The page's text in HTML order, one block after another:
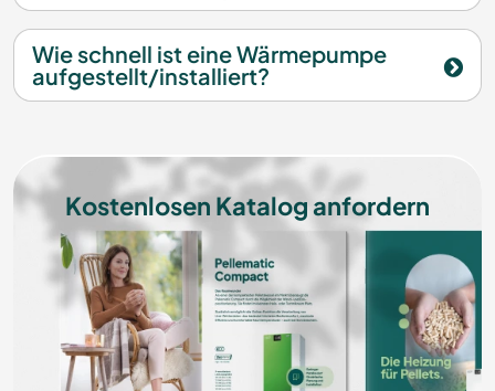
Wie schnell ist eine Wärmepumpe
aufgestellt/installiert?
Kostenlosen Katalog anfordern